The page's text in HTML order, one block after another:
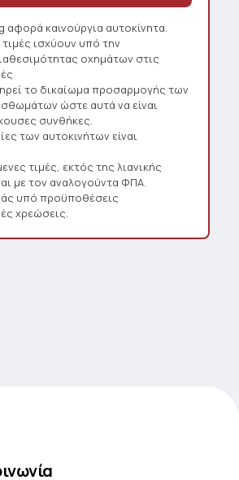
καινούργια αυτοκίνητα.
ισχύουν υπό την
οχημάτων στις
το δικαίωμα προσαρμογής των
ώστε αυτά να είναι
συνθήκες.
των αυτοκινήτων είναι
τιμές, εκτός της λιανικής
με τον αναλογούντα ΦΠΑ.
υπό προϋποθέσεις
χρεώσεις.